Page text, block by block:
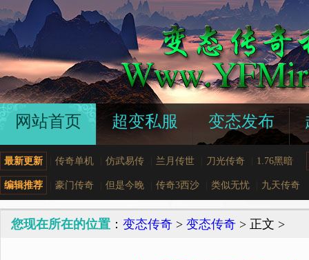
网站首页 超变私服 变态发布
最新更新 传奇单机 仿武易传 兰月传世 刀光传奇 1.76黑暗
编辑推荐 豪门传奇 但是今晚 传奇3西沙 类似无忧 九天传奇
您现在所在的位置 ： 变态传奇 > 变态传奇 > 正文 >